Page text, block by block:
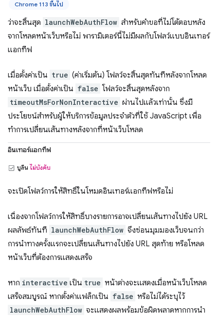
Chrome 113 ขึ้นไป
ว่าจะสิ้นสุด launchWebAuthFlow สำหรับคำขอที่ไม่โต้ตอบหลัง
จากโหลดหน้าเว็บหรือไม่ พารามิเตอร์นี้ไม่มีผลกับโฟลว์แบบอินเทอร์
แอกทีฟ
เมื่อตั้งค่าเป็น true (ค่าเริ่มต้น) โฟลว์จะสิ้นสุดทันทีหลังจากโหลด
หน้าเว็บ เมื่อตั้งค่าเป็น false โฟลว์จะสิ้นสุดหลังจาก
timeoutMsForNonInteractive ผ่านไปแล้วเท่านั้น ซึ่งมี
ประโยชน์สำหรับผู้ให้บริการข้อมูลประจำตัวที่ใช้ JavaScript เพื่อ
ทำการเปลี่ยนเส้นทางหลังจากที่หน้าเว็บโหลด
อินเทอร์แอกทีฟ
บูลีน ไม่บังคับ
จะเปิดโฟลว์การให้สิทธิ์ในโหมดอินเทอร์แอกทีฟหรือไม่
เนื่องจากโฟลว์การให้สิทธิ์บางรายการอาจเปลี่ยนเส้นทางไปยัง URL
ผลลัพธ์ทันที launchWebAuthFlow จึงซ่อนมุมมองเว็บจนกว่า
การนำทางครั้งแรกจะเปลี่ยนเส้นทางไปยัง URL สุดท้าย หรือโหลด
หน้าเว็บที่ต้องการแสดงเสร็จ
หาก interactive เป็น true หน้าต่างจะแสดงเมื่อหน้าเว็บโหลด
เสร็จสมบูรณ์ หากตั้งค่าแฟล็กเป็น false หรือไม่ได้ระบุไว้
launchWebAuthFlow จะแสดงผลพร้อมข้อผิดพลาดหากการนำ